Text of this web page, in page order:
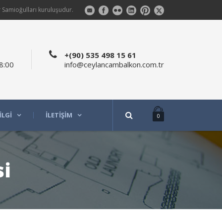
kuruluşudur.
+(90) 535 498 15 61
info@ceylancambalkon.com.tr
İLETIŞIM 0